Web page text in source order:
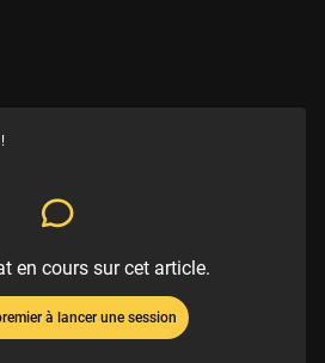
en cours sur cet article.
à lancer une session